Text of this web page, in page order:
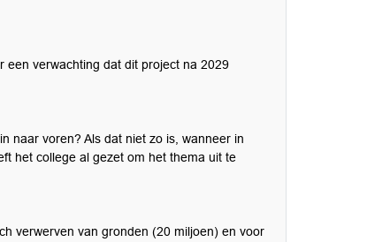
een verwachting dat dit project na 2029
naar voren? Als dat niet zo is, wanneer in
het college al gezet om het thema uit te
verwerven van gronden (20 miljoen) en voor